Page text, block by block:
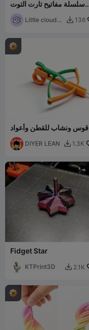
سلسلة مفاتيح تارت التوت
المصغر بزر الضغط
Little cloud
 136
قوس ونشاب للقطن وأعواد
الأسنان
DIYER LEAN  1.3K
Fidget Star
KTPrint3D  2.1K